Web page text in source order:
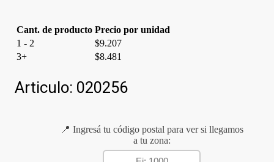
Cant. de producto Precio por unidad
1 - 2
$9.207
3+
$8.481
Articulo: 020256
📍 Ingresá tu código postal para ver si llegamos
a tu zona: